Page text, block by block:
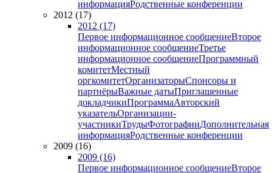
информацияРодственные конференции
2012 (17)
2012 (17)
Первое информационное сообщениеВторое
информационное сообщениеТретье
информационное сообщениеПрограммный
комитетМестный
оргкомитетОрганизаторыСпонсоры и
партнёрыВажные датыПриглашенные
докладчикиПрограммаАвторский
указательОрганизации-
участникиТрудыФотографииДополнительная
информацияРодственные конференции
2009 (16)
2009 (16)
Первое информационное сообщениеВторое